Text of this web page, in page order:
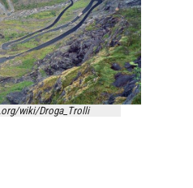
wiki/Droga_Trolli